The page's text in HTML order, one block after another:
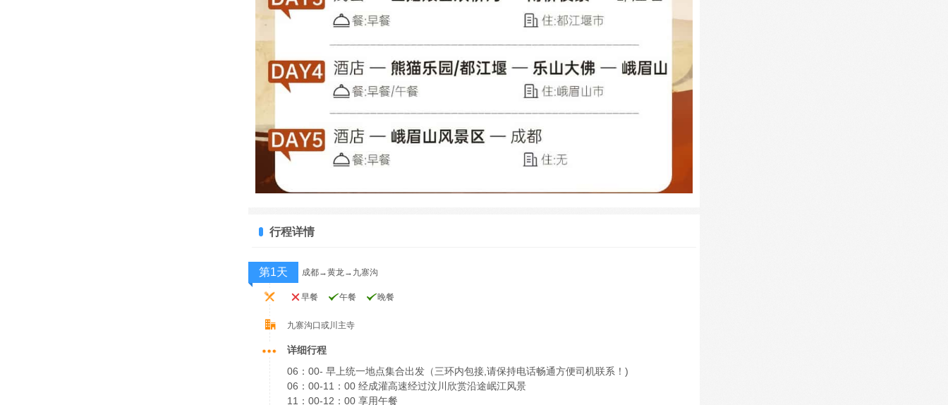
行程详情
第1天 成都→黄龙→九寨沟
早餐 午餐 晚餐
九寨沟口或川主寺
详细行程
06：00- 早上统一地点集合出发（三环内包接,请保持电话畅通方便司机联系！)
06：00-11：00 经成灌高速经过汶川欣赏沿途岷江风景
11：00-12：00 享用午餐